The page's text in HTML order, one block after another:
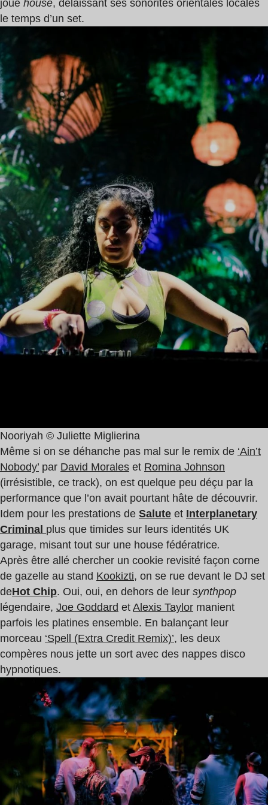
joué house, délaissant ses sonorités orientales locales
le temps d’un set.
Nooriyah © Juliette Miglierina
Même si on se déhanche pas mal sur le remix de ‘Ain’t
Nobody’ par David Morales et Romina Johnson
(irrésistible, ce track), on est quelque peu déçu par la
performance que l’on avait pourtant hâte de découvrir.
Idem pour les prestations de Salute et Interplanetary
Criminal plus que timides sur leurs identités UK
garage, misant tout sur une house fédératrice.
Après être allé chercher un cookie revisité façon corne
de gazelle au stand Kookizti, on se rue devant le DJ set
deHot Chip. Oui, oui, en dehors de leur synthpop
légendaire, Joe Goddard et Alexis Taylor manient
parfois les platines ensemble. En balançant leur
morceau ‘Spell (Extra Credit Remix)’, les deux
compères nous jette un sort avec des nappes disco
hypnotiques.